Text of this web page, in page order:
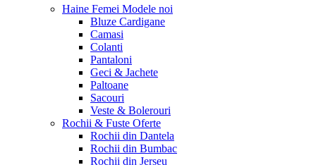
Haine Femei Modele noi
Bluze Cardigane
Camasi
Colanti
Pantaloni
Geci & Jachete
Paltoane
Sacouri
Veste & Bolerouri
Rochii & Fuste Oferte
Rochii din Dantela
Rochii din Bumbac
Rochii din Jerseu